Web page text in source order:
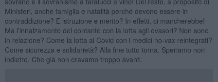
Ministeri, anche famiglia e natalità perché devono essere in
contraddizione? E istruzione e merito? In effetti, ci mancherebbe!
Ma l’innalzamento del contante con la lotta agli evasori? Non sono
in relazione? Come la lotta al Covid con i medici no-vax reintegrati?
Come sicurezza e solidarietà? Alla fine tutto torna. Speriamo non
indietro. Che già non eravamo troppo avanti.